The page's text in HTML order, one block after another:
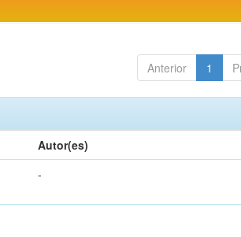
Anterior 1
Autor(es)
-